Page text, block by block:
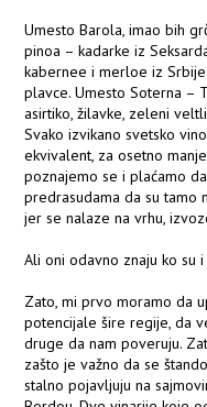
Umesto Barola, imao bih
pinoa – kadarke iz
kabernee i merloe iz
plavce. Umesto Soterna –
asirtiko, žilavke, zeleni
Svako izvikano svetsko
ekvivalent, za osetno
poznajemo se i plaćamo
predrasudama da su tamo
jer se nalaze na vrhu,
Ali oni odavno znaju ko su
Zato, mi prvo moramo da
potencijale šire regije, da
druge da nam poveruju.
zašto je važno da se
stalno pojavljuju na